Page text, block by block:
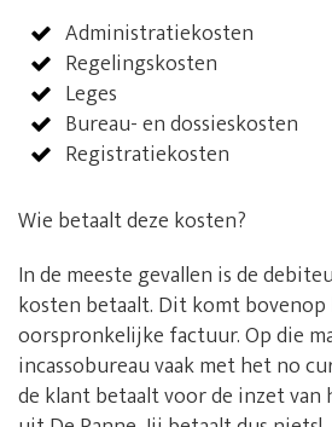
Administratiekosten
Regelingskosten
Leges
Bureau- en dossieskosten
Registratiekosten
Wie betaalt deze kosten?
In de meeste gevallen is de
kosten betaalt. Dit komt bovenop
oorspronkelijke factuur. Op die
incassobureau vaak met het no
de klant betaalt voor de inzet van